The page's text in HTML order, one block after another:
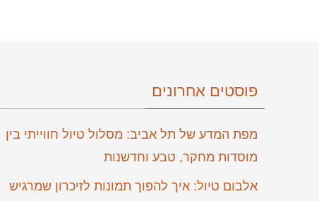
פוסטים אחרונים
מפת המדע של תל אביב: מסלול טיול חווייתי בין
מוסדות מחקר, טבע וחדשנות
אלבום טיול: איך להפוך תמונות לזיכרון שמרגיש